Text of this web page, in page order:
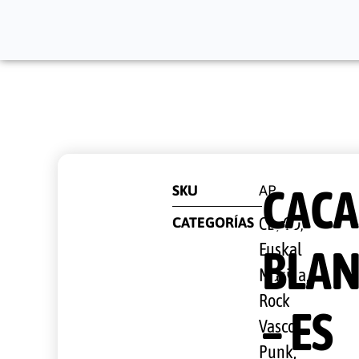
SKU
AP
CATEGORÍAS CD,CD,
Euskal
Musika,
Rock
Vasco
Punk,
– ES